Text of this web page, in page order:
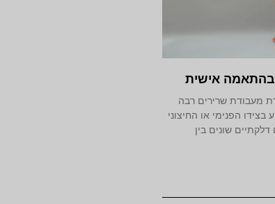
בהתאמה אישית
מעבודת שרירים רבה
בצידו הפנימי או החיצוני
שונים בין